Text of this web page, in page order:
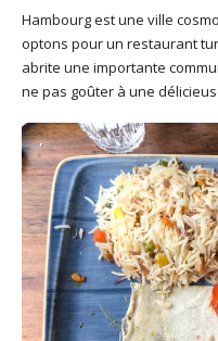
Hambourg est une ville
optons pour un restaurant
abrite une importante
ne pas goûter à une